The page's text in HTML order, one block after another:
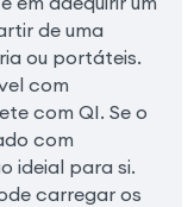
de uma
ou portáteis.
com
com QI. Se o
com
ideial para si.
carregar os